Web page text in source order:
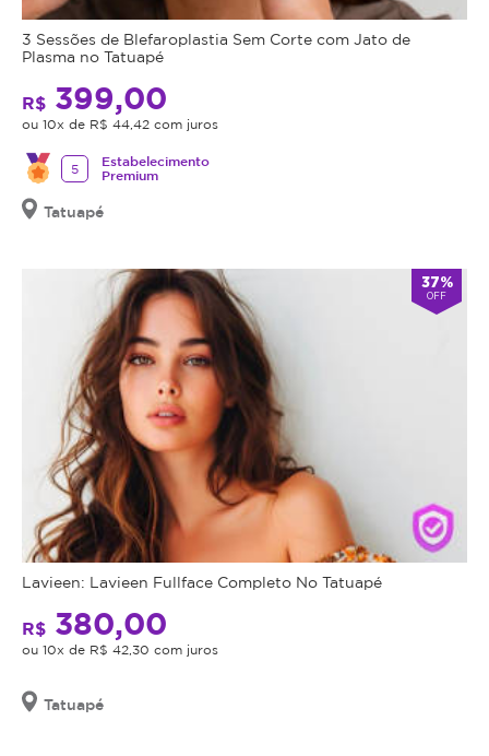
3 Sessões de Blefaroplastia Sem Corte com Jato de
Plasma no Tatuapé
R$ 399,00
ou 10x de R$ 44,42 com juros
5
Estabelecimento
Premium
Tatuapé
37%
OFF
Lavieen: Lavieen Fullface Completo No Tatuapé
R$ 380,00
ou 10x de R$ 42,30 com juros
Tatuapé